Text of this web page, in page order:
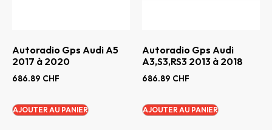
Autoradio Gps Audi A5
2017 à 2020
686.89 CHF
AJOUTER AU PANIER
Autoradio Gps Audi
A3,S3,RS3 2013 à 2018
686.89 CHF
AJOUTER AU PANIER